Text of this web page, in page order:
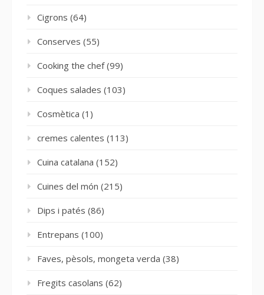
Cigrons (64)
Conserves (55)
Cooking the chef(99)
Coques salades (103)
Cosmètica (1)
cremes calentes (113)
Cuina catalana (152)
Cuines del món (215)
Dips i patés (86)
Entrepans (100)
Faves, pèsols, mongeta verda (38)
Fregits casolans (62)